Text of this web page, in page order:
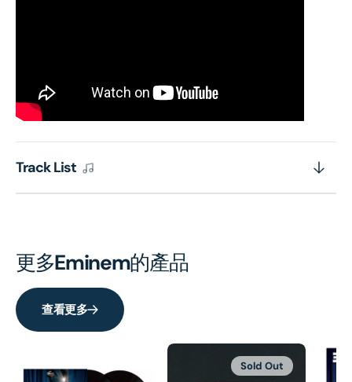
Track List
更多Eminem的產品
查看更多
Sold Out